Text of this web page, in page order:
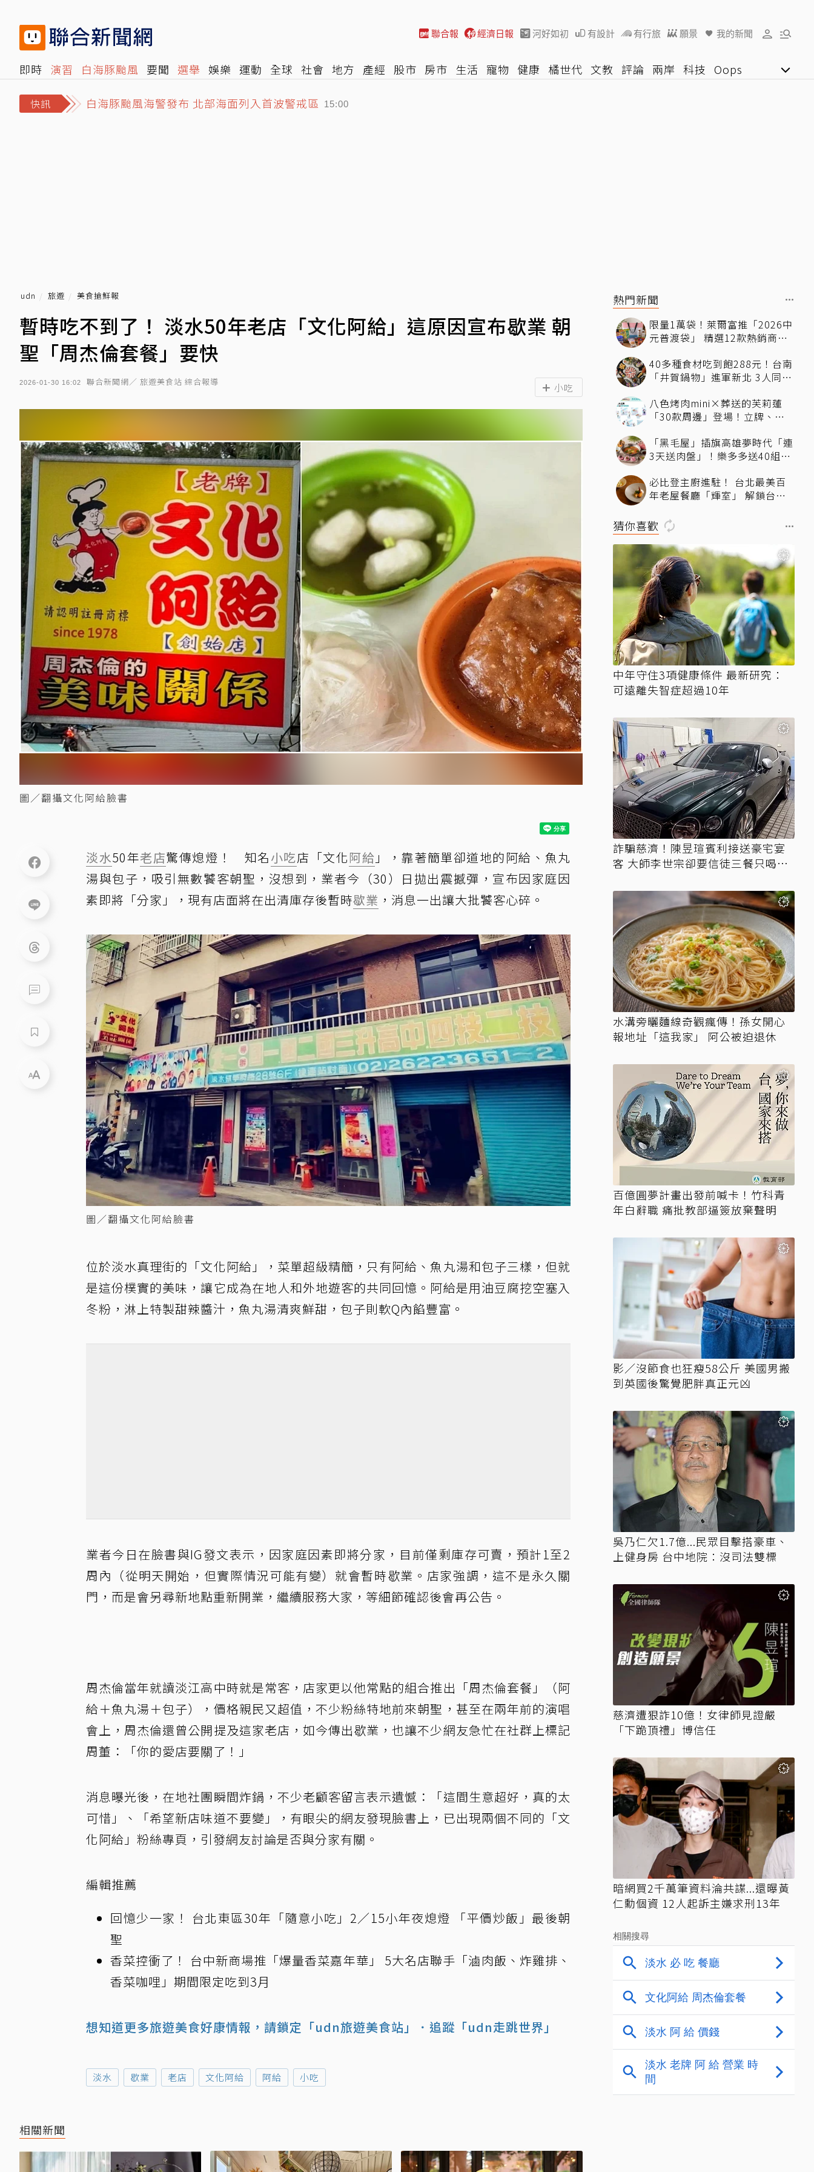
聯合報 經濟日報 河好如初 有設計 有行旅 願景 我的新聞
即時 演習 白海豚颱風 要聞 選舉 娛樂 運動 全球 社會 地方 產經 股市 房市 生活 寵物 健康 橘世代 文教 評論 兩岸 科技 Oops
快訊
白海豚颱風海警發布 北部海面列入首波警戒區
小刀證實結束14年婚姻！ 認與台玻千金低調離婚 親發聲：分開一段時間
udn 旅遊 美食搶鮮報
暫時吃不到了！ 淡水50年老店「文化阿給」這原因宣布歇業 朝
聖「周杰倫套餐」要快
2026-01-30 16:02 聯合新聞網／ 旅遊美食站 綜合報導 小吃
圖／翻攝文化阿給臉書
淡水50年老店驚傳熄燈！ 知名小吃店「文化阿給 」，靠著簡單卻道地的阿給、魚丸
湯與包子，吸引無數饕客朝聖，沒想到，業者今（30）日拋出震撼彈，宣布因家庭因
素即將「分家」，現有店面將在出清庫存後暫時歇業 ，消息一出讓大批饕客心碎。
圖／翻攝文化阿給臉書
位於淡水真理街的「文化阿給」，菜單超級精簡，只有阿給、魚丸湯和包子三樣，但就
是這份樸實的美味，讓它成為在地人和外地遊客的共同回憶。阿給是用油豆腐挖空塞入
冬粉，淋上特製甜辣醬汁，魚丸湯清爽鮮甜，包子則軟Q內餡豐富。
業者今日在臉書與IG發文表示，因家庭因素即將分家，目前僅剩庫存可賣，預計1至2
周內（從明天開始，但實際情況可能有變）就會暫時歇業。店家強調，這不是永久關
門，而是會另尋新地點重新開業，繼續服務大家，等細節確認後會再公告。
周杰倫當年就讀淡江高中時就是常客，店家更以他常點的組合推出「周杰倫套餐」（阿
給＋魚丸湯＋包子），價格親民又超值，不少粉絲特地前來朝聖，甚至在兩年前的演唱
會上，周杰倫還曾公開提及這家老店，如今傳出歇業，也讓不少網友急忙在社群上標記
周董：「你的愛店要關了！」
消息曝光後，在地社團瞬間炸鍋，不少老顧客留言表示遺憾：「這間生意超好，真的太
可惜」、「希望新店味道不要變」，有眼尖的網友發現臉書上，已出現兩個不同的「文
化阿給」粉絲專頁，引發網友討論是否與分家有關。
編輯推薦
回憶少一家！ 台北東區30年「隨意小吃」2／15小年夜熄燈 「平價炒飯」最後朝
聖
香菜控衝了！ 台中新商場推「爆量香菜嘉年華」 5大名店聯手「滷肉飯、炸雞排、
香菜咖哩」期間限定吃到3月
想知道更多旅遊美食好康情報，請鎖定「udn旅遊美食站」 ．追蹤「udn走跳世界」
淡水 歇業 老店 文化阿給 阿給 小吃
相關新聞
熱門新聞
限量1萬袋！萊爾富推「2026中
元普渡袋」 精選12款熱銷商品
40多種食材吃到飽288元！台南
「井賀鍋物」進軍新北 3人同行
八色烤肉mini×葬送的芙莉蓮
「30款周邊」登場！立牌、鑰
「黑毛屋」插旗高雄夢時代「連
3天送肉盤」！樂多多送40組鐵
必比登主廚進駐！ 台北最美百
年老屋餐廳「輝室」 解鎖台味
猜你喜歡
中年守住3項健康條件 最新研究：
可遠離失智症超過10年
詐騙慈濟！陳昱瑄賓利接送豪宅宴
客 大師李世宗卻要信徒三餐只喝精
水溝旁曬麵線奇觀瘋傳！孫女開心
報地址「這我家」 阿公被迫退休
百億圓夢計畫出發前喊卡！竹科青
年白辭職 痛批教部逼簽放棄聲明
影／沒節食也狂瘦58公斤 美國男搬
到英國後驚覺肥胖真正元凶
吳乃仁欠1.7億...民眾目擊搭豪車、
上健身房 台中地院：沒司法雙標
慈濟遭狠詐10億！女律師見證嚴
「下跪頂禮」博信任
暗網買2千萬筆資料淪共諜...還曝黃
仁勳個資 12人起訴主嫌求刑13年